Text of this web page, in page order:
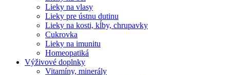
Lieky na vlasy
Lieky pre ústnu dutinu
Lieky na kosti, kĺby, chrupavky
Cukrovka
Lieky na imunitu
Homeopatiká
Výživové doplnky
Vitamíny, minerály